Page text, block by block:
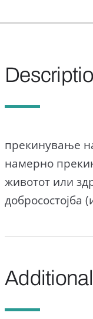
прекинување
намерно
животот или
добросостојба